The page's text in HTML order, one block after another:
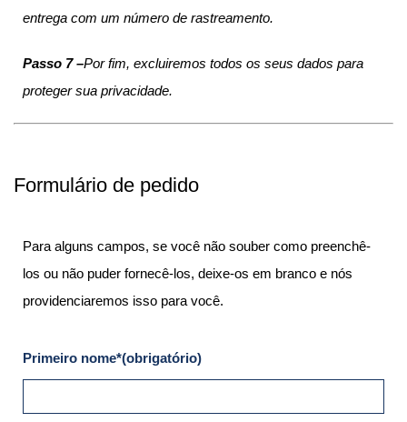
entrega com um número de rastreamento.
Passo 7 –Por fim, excluiremos todos os seus dados para
proteger sua privacidade.
Formulário de pedido
Para alguns campos, se você não souber como preenchê-
los ou não puder fornecê-los, deixe-os em branco e nós
providenciaremos isso para você.
Primeiro nome*(obrigatório)